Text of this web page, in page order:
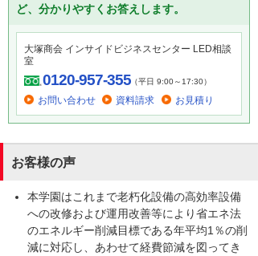
ど、分かりやすくお答えします。
大塚商会 インサイドビジネスセンター LED相談
室
0120-957-355（平日 9:00～17:30）
お問い合わせ 資料請求 お見積り
お客様の声
本学園はこれまで老朽化設備の高効率設備
への改修および運用改善等により省エネ法
のエネルギー削減目標である年平均1％の削
減に対応し、あわせて経費節減を図ってき